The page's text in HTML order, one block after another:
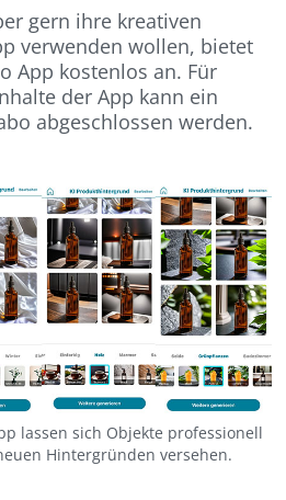
gern ihre kreativen
verwenden wollen, bietet
App kostenlos an. Für
der App kann ein
abgeschlossen werden.
lassen sich Objekte professionell
Hintergründen versehen.